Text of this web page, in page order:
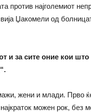
против најголемиот
Џакомели од
и за сите оние кои
жени и млади. Прво
можен рок, без